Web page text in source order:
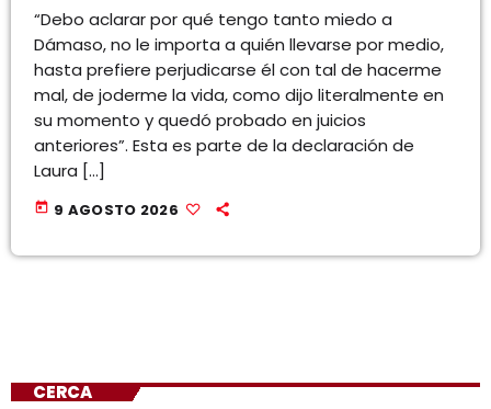
“Debo aclarar por qué tengo tanto miedo a
Dámaso, no le importa a quién llevarse por medio,
hasta prefiere perjudicarse él con tal de hacerme
mal, de joderme la vida, como dijo literalmente en
su momento y quedó probado en juicios
anteriores”. Esta es parte de la declaración de
Laura […]
today 9 AGOSTO 2026
CERCA